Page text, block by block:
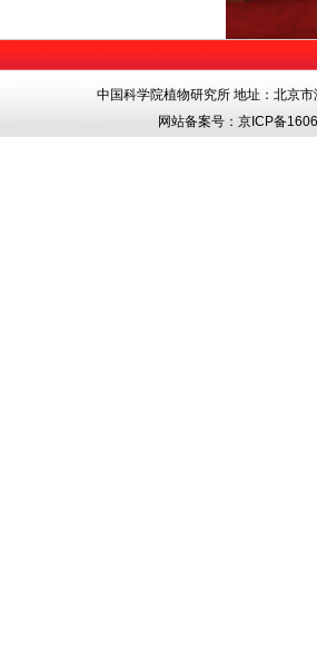
中国科学院植物研究所 地址：北京
网站备案号：京ICP备